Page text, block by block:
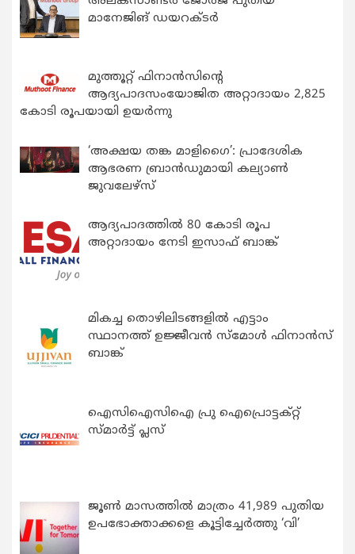
മാനേജിങ് ഡയറക്ടർ
മുത്തൂറ്റ് ഫിനാൻസിന്റെ
ആദ്യപാദസംയോജിത അറ്റാദായം 2,825
കോടി രൂപയായി ഉയർന്നു
‘അക്ഷയ തങ്ക മാളിഗൈ’: പ്രാദേശിക
ആഭരണ ബ്രാന്‍ഡുമായി കല്യാണ്‍
ജുവലേഴ്‌സ്
ആദ്യപാദത്തിൽ 80 കോടി രൂപ
അറ്റാദായം നേടി ഇസാഫ് ബാങ്ക്
മികച്ച തൊഴിലിടങ്ങളിൽ എട്ടാം
സ്ഥാനത്ത് ഉജ്ജീവൻ സ്മോൾ ഫിനാൻസ്
ബാങ്ക്
ഐസിഐസിഐ പ്രു ഐപ്രൊട്ടക്റ്റ്
സ്മാർട്ട് പ്ലസ്
ജൂൺ മാസത്തിൽ മാത്രം 41,989 പുതിയ
ഉപഭോക്താക്കളെ കൂട്ടിച്ചേർത്തു ‘വി’